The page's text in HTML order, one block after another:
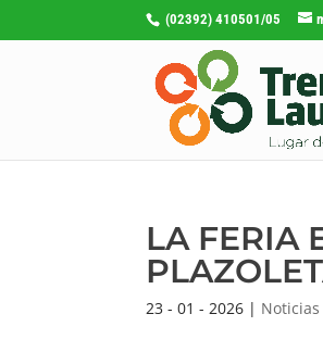
(02392) 410501/05
LA FERIA
23 - 01 - 2026 | Noticias